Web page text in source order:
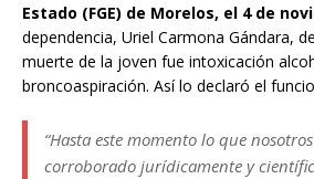
Estado (FGE) de Morelos, el 4 de
dependencia, Uriel Carmona Gándara,
muerte de la joven fue intoxicación
broncoaspiración. Así lo declaró el
“Hasta este momento lo que
corroborado jurídicamente y